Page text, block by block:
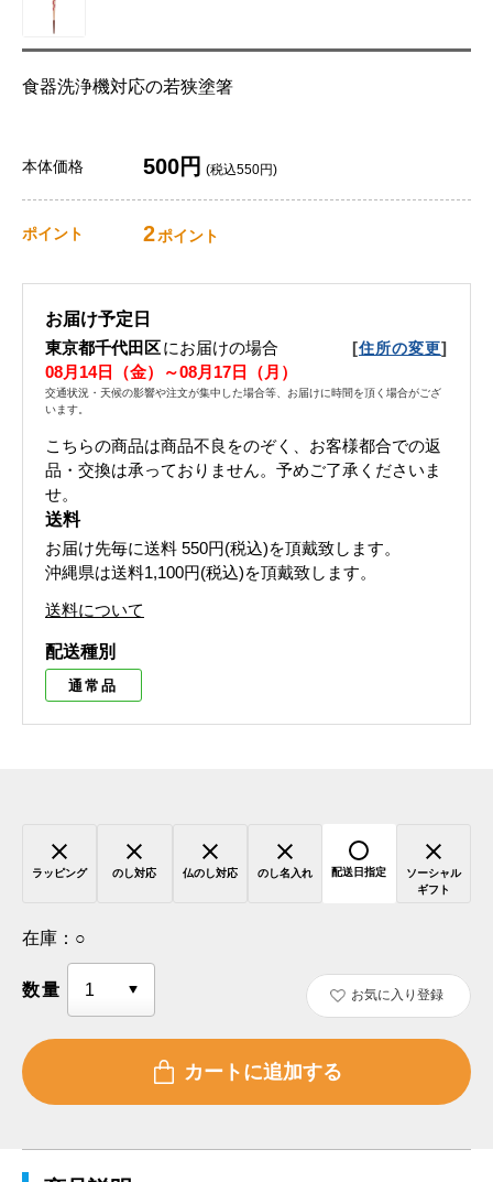
食器洗浄機対応の若狭塗箸
本体価格 500円 (税込550円)
ポイント 2ポイント
お届け予定日
東京都千代田区にお届けの場合 [住所の変更]
08月14日（金）～08月17日（月）
交通状況・天候の影響や注文が集中した場合等、お届けに時間を頂く場合がござ
います。
こちらの商品は商品不良をのぞく、お客様都合での返
品・交換は承っておりません。予めご了承くださいま
せ。
送料
お届け先毎に送料 550円(税込)を頂戴致します。
沖縄県は送料1,100円(税込)を頂戴致します。
送料について
配送種別
通常品
ラッピング のし対応 仏のし対応 のし名入れ 配送日指定
ソーシャル
ギフト
在庫： ○
数量 お気に入り登録